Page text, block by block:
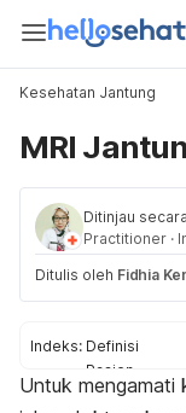
Kesehatan Jantung
MRI
Ditinjau
Practitioner ·
Ditulis oleh Fidhia
Indeks: Definisi
Pasien
Persiapan
Untuk mengamati